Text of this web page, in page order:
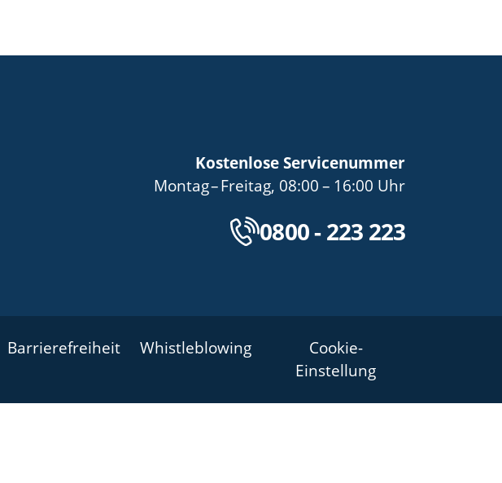
Kostenlose Servicenummer
Montagbis
–Freitag, von
08:00– bis
16:00 Uhr
Kostenlose
0800 - 223 223
Barrierefreiheit Whistleblowing
Cookie-
Einstellung